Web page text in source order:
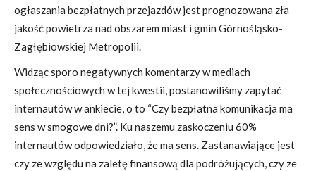
ogłaszania bezpłatnych przejazdów jest prognozowana zła
jakość powietrza nad obszarem miast i gmin Górnośląsko-
Zagłębiowskiej Metropolii.
Widząc sporo negatywnych komentarzy w mediach
społecznościowych w tej kwestii, postanowiliśmy zapytać
internautów w ankiecie, o to “Czy bezpłatna komunikacja ma
sens w smogowe dni?”. Ku naszemu zaskoczeniu 60%
internautów odpowiedziało, że ma sens. Zastanawiające jest
czy ze względu na zaletę finansową dla podróżujących, czy ze